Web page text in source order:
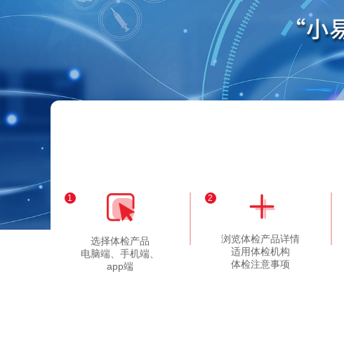
1
选择体检产品
电脑端、手机端、
app端
2
浏览体检产品详情
适用体检机构
体检注意事项